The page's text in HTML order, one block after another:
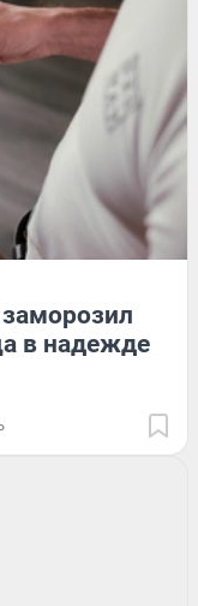
в надежде